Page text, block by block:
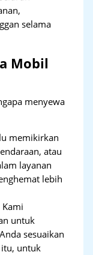
selama
Mobil
menyewa
memikirkan
atau
layanan
lebih
Kami
untuk
sesuaikan
untuk